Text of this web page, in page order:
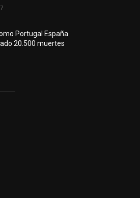
Portugal España
20.500 muertes